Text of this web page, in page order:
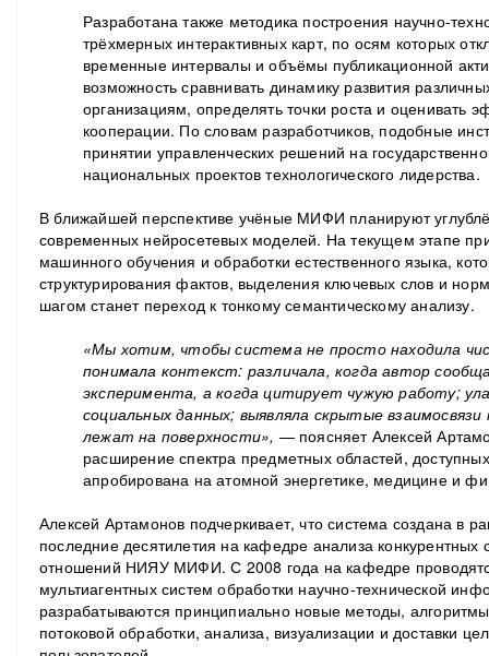
Разработана также методика построения научно-
трёхмерных интерактивных карт, по осям которых
временные интервалы и объёмы публикационной
возможность сравнивать динамику развития
организациям, определять точки роста и оценивать
кооперации. По словам разработчиков, подобные
принятии управленческих решений на
национальных проектов технологического лидерства.
В ближайшей перспективе учёные МИФИ планируют
современных нейросетевых моделей. На текущем этапе
машинного обучения и обработки естественного языка,
структурирования фактов, выделения ключевых слов и
шагом станет переход к тонкому семантическому анализу.
«Мы хотим, чтобы система не просто находила
понимала контекст: различала, когда автор
эксперимента, а когда цитирует чужую работу;
социальных данных; выявляла скрытые
лежат на поверхности», — поясняет Алексей
расширение спектра предметных областей,
апробирована на атомной энергетике, медицине и
Алексей Артамонов подчеркивает, что система создана в
последние десятилетия на кафедре анализа конкурентных
отношений НИЯУ МИФИ. С 2008 года на кафедре
мультиагентных систем обработки научно-технической
разрабатываются принципиально новые методы,
потоковой обработки, анализа, визуализации и доставки